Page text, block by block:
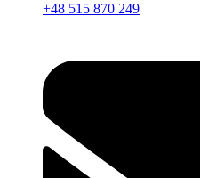
+48 515 870 249